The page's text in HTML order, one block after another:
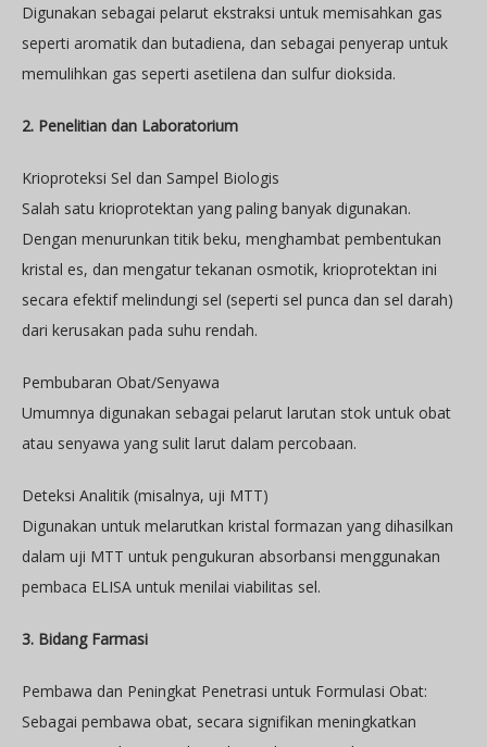
Digunakan sebagai pelarut ekstraksi untuk memisahkan gas
seperti aromatik dan butadiena, dan sebagai penyerap untuk
memulihkan gas seperti asetilena dan sulfur dioksida.
2. Penelitian dan Laboratorium
Krioproteksi Sel dan Sampel Biologis
Salah satu krioprotektan yang paling banyak digunakan.
Dengan menurunkan titik beku, menghambat pembentukan
kristal es, dan mengatur tekanan osmotik, krioprotektan ini
secara efektif melindungi sel (seperti sel punca dan sel darah)
dari kerusakan pada suhu rendah.
Pembubaran Obat/Senyawa
Umumnya digunakan sebagai pelarut larutan stok untuk obat
atau senyawa yang sulit larut dalam percobaan.
Deteksi Analitik (misalnya, uji MTT)
Digunakan untuk melarutkan kristal formazan yang dihasilkan
dalam uji MTT untuk pengukuran absorbansi menggunakan
pembaca ELISA untuk menilai viabilitas sel.
3. Bidang Farmasi
Pembawa dan Peningkat Penetrasi untuk Formulasi Obat:
Sebagai pembawa obat, secara signifikan meningkatkan